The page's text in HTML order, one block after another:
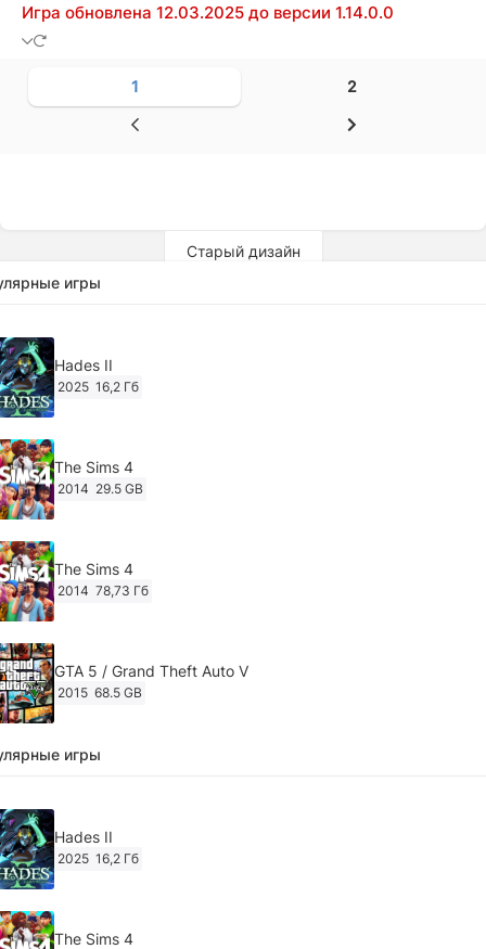
Игра обновлена 12.03.2025 до версии 1.14.0.0
1 2
Старый дизайн
игры
Hades II
2025 16,2 Гб
The Sims 4
2014 29.5 GB
The Sims 4
2014 78,73 Гб
GTA 5 / Grand Theft Auto V
2015 68.5 GB
Ghost of Tsushima: Director's Cut v.1053.8.1023.1614
игры
Hades II
2025 16,2 Гб
The Sims 4